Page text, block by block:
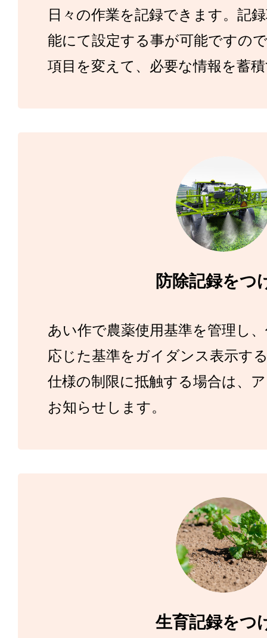
日々の作業を記録できます。記
能にて設定する事が可能ですの
項目を変えて、必要な情報を蓄
防除記録をつ
あい作で農薬使用基準を管理し
応じた基準をガイダンス表示す
仕様の制限に抵触する場合は、
お知らせします。
生育記録をつ